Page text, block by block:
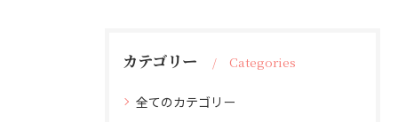
カテゴリー Categories
全てのカテゴリー